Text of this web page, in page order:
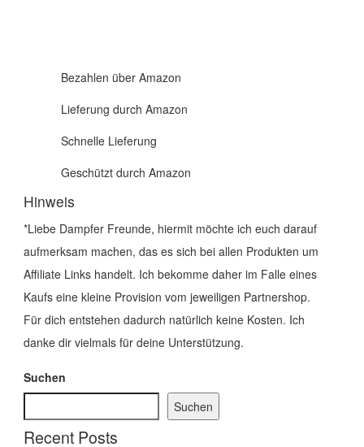
Bezahlen über Amazon
Lieferung durch Amazon
Schnelle Lieferung
Geschützt durch Amazon
Hinweis
*Liebe Dampfer Freunde, hiermit möchte ich euch darauf
aufmerksam machen, das es sich bei allen Produkten um
Affiliate Links handelt. Ich bekomme daher im Falle eines
Kaufs eine kleine Provision vom jeweiligen Partnershop.
Für dich entstehen dadurch natürlich keine Kosten. Ich
danke dir vielmals für deine Unterstützung.
Suchen
Suchen
Recent Posts